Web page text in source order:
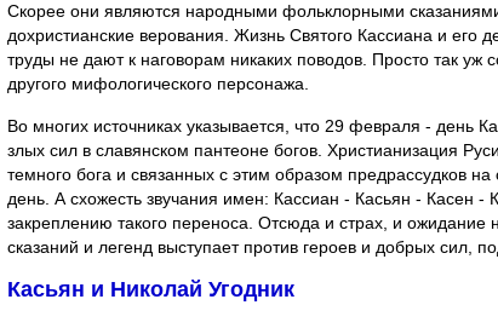
Скорее они являются народными фольклорными
дохристианские верования. Жизнь Святого Кассиана и его
труды не дают к наговорам никаких поводов. Просто так уж
другого мифологического персонажа.
Во многих источниках указывается, что 29 февраля - день
злых сил в славянском пантеоне богов. Христианизация
темного бога и связанных с этим образом предрассудков
день. А схожесть звучания имен: Кассиан - Касьян - Касен -
закреплению такого переноса. Отсюда и страх, и ожидание
сказаний и легенд выступает против героев и добрых сил,
Касьян и Николай Угодник